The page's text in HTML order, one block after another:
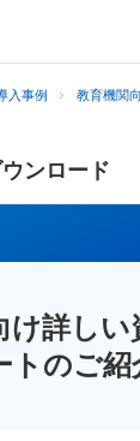
入事例
教育機関
ンロード
け詳しい
トのご紹